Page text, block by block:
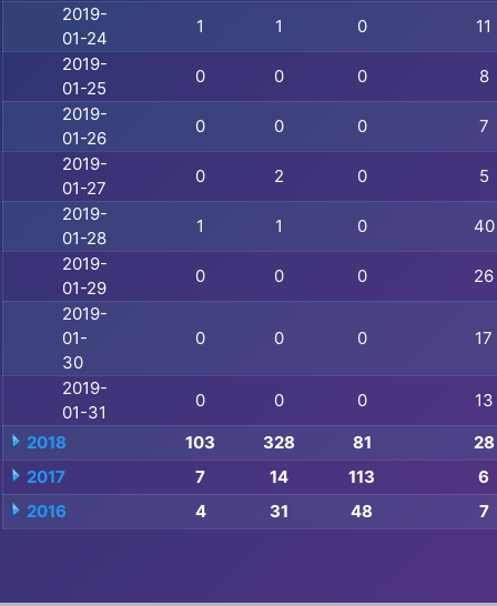
2019-
01-24
1 1 0
11
2019-
01-25
0 0 0
8
2019-
01-26
0 0 0
7
2019-
01-27
0 2 0
5
2019-
01-28
1 1 0
40
2019-
01-29
0 0 0
26
2019-
01-
30
0 0 0 17
2019-
01-31
0 0 0
13
2018
103 328 81
28
2017
7 14 113
6
2016
4 31 48 7